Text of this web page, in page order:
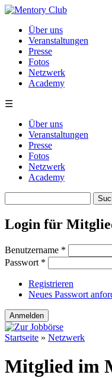
Direkt zum Inhalt
Über uns
Veranstaltungen
Presse
Fotos
Netzwerk
Academy
☰
Über uns
Veranstaltungen
Presse
Fotos
Netzwerk
Academy
Login für
Benutzername *
Passwort *
Registrieren
Neues Passwort
Startseite » Netzwerk
Mitglied im